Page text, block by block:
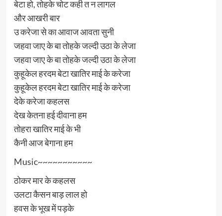
बेटा हो, तोहके चोट कही त न लागल
और आखरी बार
उ करेजा से का आवाज आवता सुनी
जहवा जाए के बा तोहके जल्दी उठा के लेजा
जहवा जाए के बा तोहके जल्दी उठा के लेजा
कुहूकेल हरदम बेटा खातिर माई के करेजा
कुहूकेल हरदम बेटा खातिर माई के करेजा
देके करेजा कहलस
देख केतना हई दीवाना हम
तोहरा खातिर माई के भी
कैनी आज बेगाना हम
Music~~~~~~~~~~~
ठोकर मार के कहलस
उलटा कैसन बाड़ लाल हो
हवस के भूख में पड़के